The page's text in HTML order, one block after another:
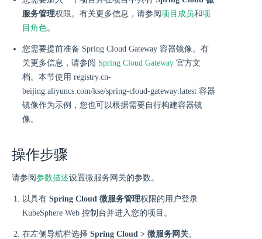
服务管理权限。有关更多信息，请参阅项目成员和项
目角色。
您需要提前准备 Spring Cloud Gateway 容器镜像。有
关更多信息，请参阅 Spring Cloud Gateway 官方文
档。本节使用 registry.cn-
beijing.aliyuncs.com/kse/spring-cloud-gateway:latest 容器
镜像作为示例，您也可以根据需要自行构建容器镜
像。
操作步骤
请参阅参数描述设置微服务网关的参数。
以具有 Spring Cloud 微服务管理权限的用户登录
KubeSphere Web 控制台并进入您的项目。
在左侧导航栏选择 Spring Cloud > 微服务网关。